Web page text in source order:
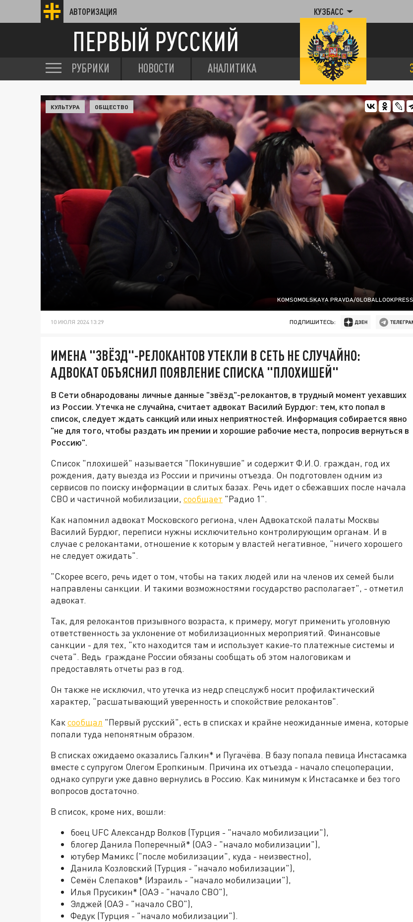
АВТОРИЗАЦИЯ КУЗБАСС
ПЕРВЫЙ РУССКИЙ
РУБРИКИ НОВОСТИ АНАЛИТИКА
KOMSOMOLSKAYA PRAVDA/GLOBALLOOKPRESS
КУЛЬТУРА ОБЩЕСТВО
10 ИЮЛЯ 2024 13:29 ПОДПИШИТЕСЬ:
ИМЕНА "ЗВЁЗД"-РЕЛОКАНТОВ УТЕКЛИ В СЕТЬ НЕ СЛУЧАЙНО:
АДВОКАТ ОБЪЯСНИЛ ПОЯВЛЕНИЕ СПИСКА "ПЛОХИШЕЙ"
В Сети обнародованы личные данные "звёзд"-релокантов, в трудный момент уехавших
из России. Утечка не случайна, считает адвокат Василий Бурдюг: тем, кто попал в
список, следует ждать санкций или иных неприятностей. Информация собирается явно
"не для того, чтобы раздать им премии и хорошие рабочие места, попросив вернуться в
Россию".
Список "плохишей" называется "Покинувшие" и содержит Ф.И.О. граждан, год их
рождения, дату выезда из России и причины отъезда. Он подготовлен одним из
сервисов по поиску информации в слитых базах. Речь идет о сбежавших после начала
СВО и частичной мобилизации, сообщает "Радио 1".
Как напомнил адвокат Московского региона, член Адвокатской палаты Москвы
Василий Бурдюг, переписи нужны исключительно контролирующим органам. И в
случае с релокантами, отношение к которым у властей негативное, "ничего хорошего
не следует ожидать".
"Скорее всего, речь идет о том, чтобы на таких людей или на членов их семей были
направлены санкции. И такими возможностями государство располагает", - отметил
адвокат.
Так, для релокантов призывного возраста, к примеру, могут применить уголовную
ответственность за уклонение от мобилизационных мероприятий. Финансовые
санкции - для тех, "кто находится там и использует какие-то платежные системы и
счета". Ведь граждане России обязаны сообщать об этом налоговикам и
предоставлять отчеты раз в год.
Он также не исключил, что утечка из недр спецслужб носит профилактический
характер, "расшатывающий уверенность и спокойствие релокантов".
Каксообщал "Первый русский", есть в списках и крайне неожиданные имена, которые
попали туда непонятным образом.
В списках ожидаемо оказались Галкин* и Пугачёва. В базу попала певица Инстасамка
вместе с супругом Олегом Еропкиным. Причина их отъезда - начало спецоперации,
однако супруги уже давно вернулись в Россию. Как минимум к Инстасамке и без того
вопросов достаточно.
В список, кроме них, вошли:
боец UFC Александр Волков (Турция - "начало мобилизации"),
блогер Данила Поперечный* (ОАЭ - "начало мобилизации"),
ютубер Мамикс ("после мобилизации", куда - неизвестно),
Данила Козловский (Турция - "начало мобилизации"),
Семён Слепаков* (Израиль - "начало мобилизации"),
Илья Прусикин* (ОАЭ - "начало СВО"),
Элджей (ОАЭ - "начало СВО"),
Федук (Турция - "начало мобилизации").